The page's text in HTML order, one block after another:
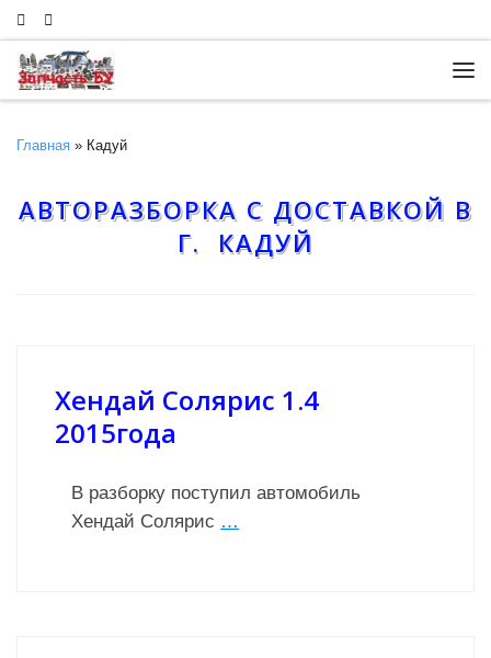
Skip to content
Главная » Кадуй
АВТОРАЗБОРКА С ДОСТАВКОЙ В
Г. КАДУЙ
Хендай Солярис 1.4
2015года
В разборку поступил автомобиль
Хендай Солярис …